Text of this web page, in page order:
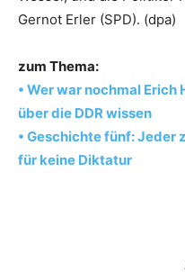
Gernot Erler (SPD). (dpa)
zum Thema:
• Wer war nochmal Erich
über die DDR wissen
• Geschichte fünf: Jeder
für keine Diktatur